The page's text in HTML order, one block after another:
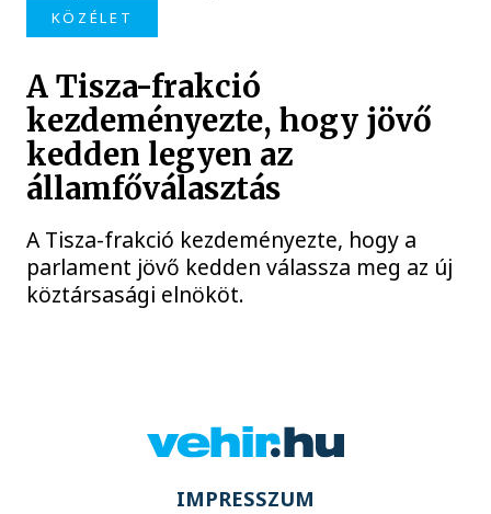
KÖZÉLET
A Tisza-frakció
kezdeményezte, hogy jövő
kedden legyen az
államfőválasztás
A Tisza-frakció kezdeményezte, hogy a
parlament jövő kedden válassza meg az új
köztársasági elnököt.
IMPRESSZUM